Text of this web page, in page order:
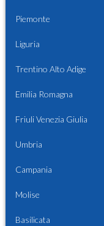
Piemonte
Liguria
Trentino Alto Adige
Emilia Romagna
Friuli Venezia Giulia
Umbria
Campania
Molise
Basilicata